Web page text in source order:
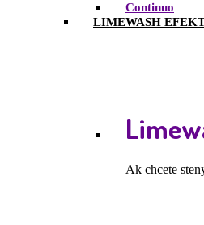
Continuo
LIMEWASH
Ak chcete